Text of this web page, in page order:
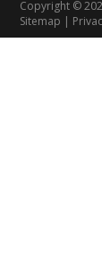
Copyright ©
Sitemap |